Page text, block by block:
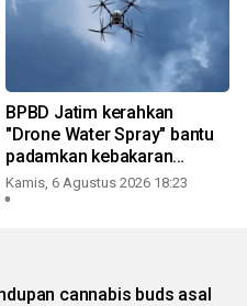
BPBD Jatim kerahkan
"Drone Water Spray" bantu
padamkan kebakaran
Bromo
Kamis, 6 Agustus 2026 18:23
cannabis buds asal